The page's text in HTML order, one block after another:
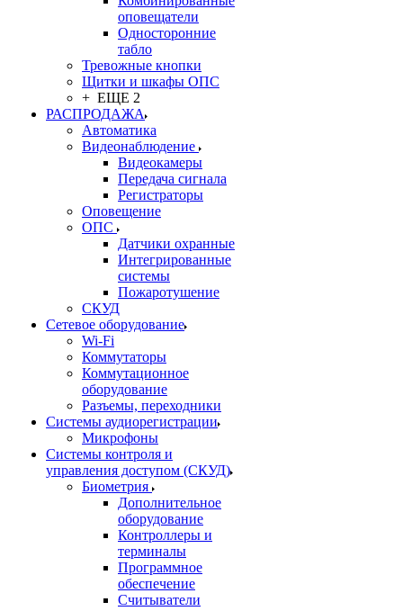
оповещатели
Односторонние
табло
Тревожные кнопки
Щитки и шкафы ОПС
+ ЕЩЕ 2
РАСПРОДАЖА
Автоматика
Видеонаблюдение
Видеокамеры
Передача сигнала
Регистраторы
Оповещение
ОПС
Датчики охранные
Интегрированные
системы
Пожаротушение
СКУД
Сетевое оборудование
Wi-Fi
Коммутаторы
Коммутационное
оборудование
Разъемы, переходники
Системы аудиорегистрации
Микрофоны
Системы контроля и
управления доступом (СКУД)
Биометрия
Дополнительное
оборудование
Контроллеры и
терминалы
Программное
обеспечение
Считыватели